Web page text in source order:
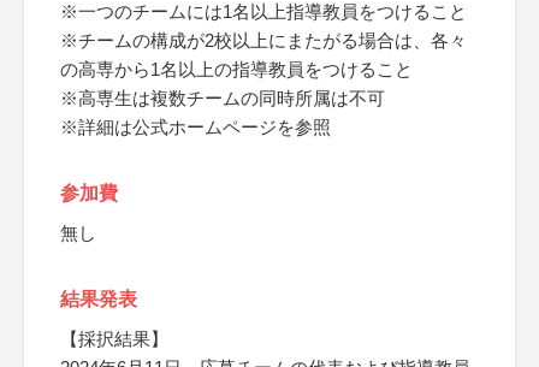
※一つのチームには1名以上指導教員をつけること
※チームの構成が2校以上にまたがる場合は、各々
の高専から1名以上の指導教員をつけること
※高専生は複数チームの同時所属は不可
※詳細は公式ホームページを参照
参加費
無し
結果発表
【採択結果】